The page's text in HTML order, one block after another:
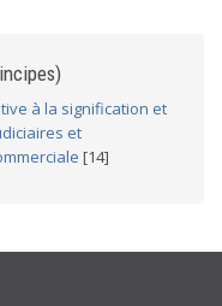
à la signification et
et
[14]